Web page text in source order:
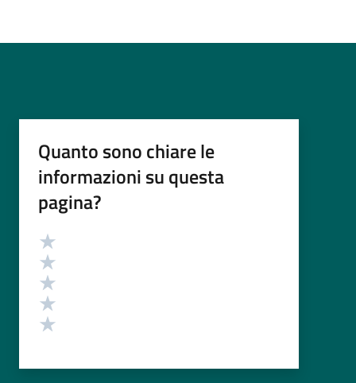
Quanto sono chiare le
informazioni su questa
pagina?
Valutazione